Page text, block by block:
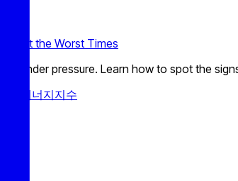
at the Worst Times
under pressure. Learn how to spot the
에너지지수